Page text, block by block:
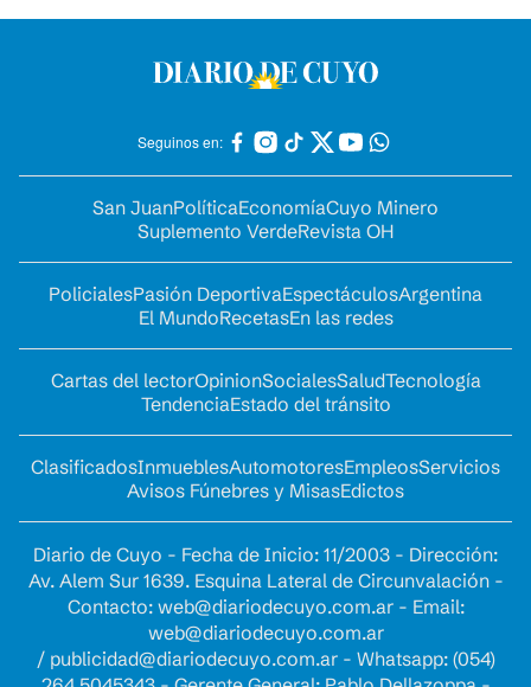
Seguinos en:
San JuanPolíticaEconomíaCuyo Minero
Suplemento VerdeRevista OH
PolicialesPasión DeportivaEspectáculosArgentina
El MundoRecetasEn las redes
Cartas del lectorOpinionSocialesSaludTecnología
TendenciaEstado del tránsito
ClasificadosInmueblesAutomotoresEmpleosServicios
Avisos Fúnebres y MisasEdictos
Diario de Cuyo - Fecha de Inicio: 11/2003 - Dirección:
Av. Alem Sur 1639. Esquina Lateral de Circunvalación -
Contacto: web@diariodecuyo.com.ar- Email:
web@diariodecuyo.com.ar
/ publicidad@diariodecuyo.com.ar- Whatsapp: (054)